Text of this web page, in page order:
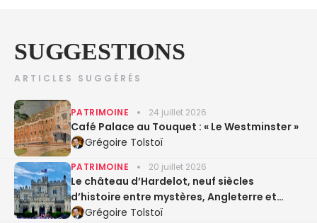
SUGGESTIONS
ARTICLES SUGGÉRÉS
PATRIMOINE 24 juillet 2026
Café Palace au Touquet : « Le Westminster »
Grégoire Tolstoï
PATRIMOINE 20 juillet 2026
Le château d’Hardelot, neuf siècles
d’histoire entre mystères, Angleterre et
Entente cordiale
Grégoire Tolstoï